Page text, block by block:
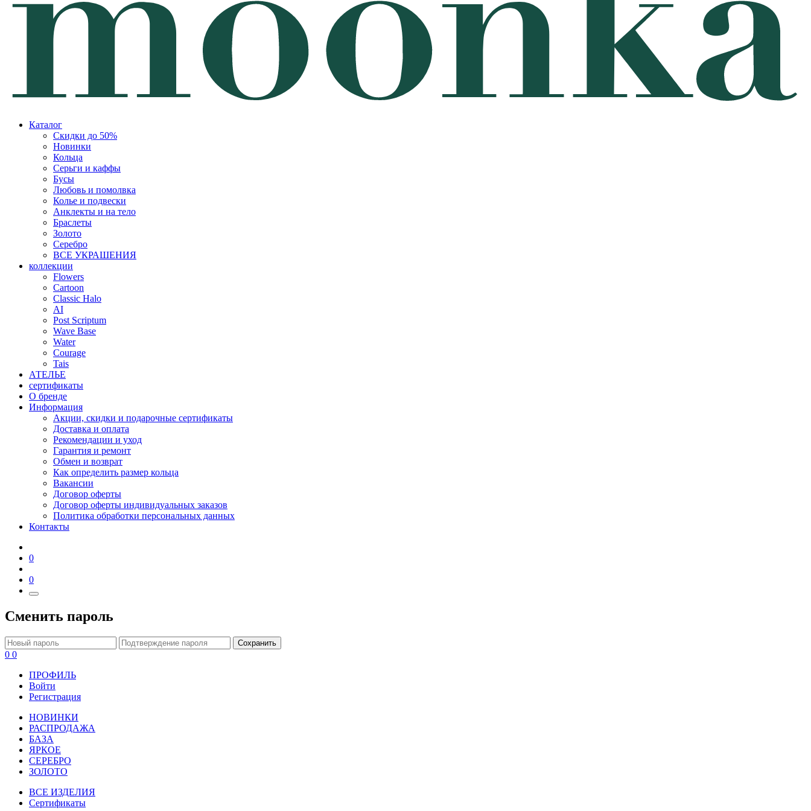
Каталог
Скидки до 50%
Новинки
Кольца
Серьги и каффы
Бусы
Любовь и помолвка
Колье и подвески
Анклекты и на тело
Браслеты
Золото
Серебро
ВСЕ УКРАШЕНИЯ
коллекции
Flowers
Cartoon
Classic Halo
AI
Post Scriptum
Wave Base
Water
Courage
Tais
АТЕЛЬЕ
сертификаты
О бренде
Информация
Акции, скидки и подарочные сертификаты
Доставка и оплата
Рекомендации и уход
Гарантия и ремонт
Обмен и возврат
Как определить размер кольца
Вакансии
Договор оферты
Договор оферты индивидуальных заказов
Политика обработки персональных данных
Контакты
0
0
Сменить пароль
Сохранить
0 0
ПРОФИЛЬ
Войти
Регистрация
НОВИНКИ
РАСПРОДАЖА
БАЗА
ЯРКОЕ
СЕРЕБРО
ЗОЛОТО
ВСЕ ИЗДЕЛИЯ
Сертификаты